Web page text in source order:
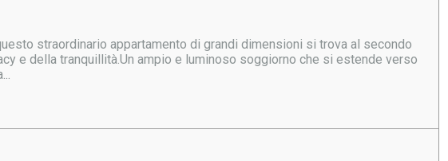
straordinario appartamento di grandi dimensioni si trova al secondo
e della tranquillità.Un ampio e luminoso soggiorno che si estende verso